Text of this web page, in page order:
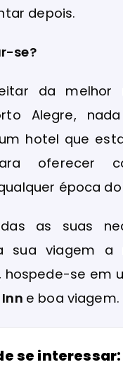
depois.
se?
da melhor
Alegre,
hotel que
oferecer
época do
as suas
sua viagem a
hospede-se em
e boa viagem.
se interessar: